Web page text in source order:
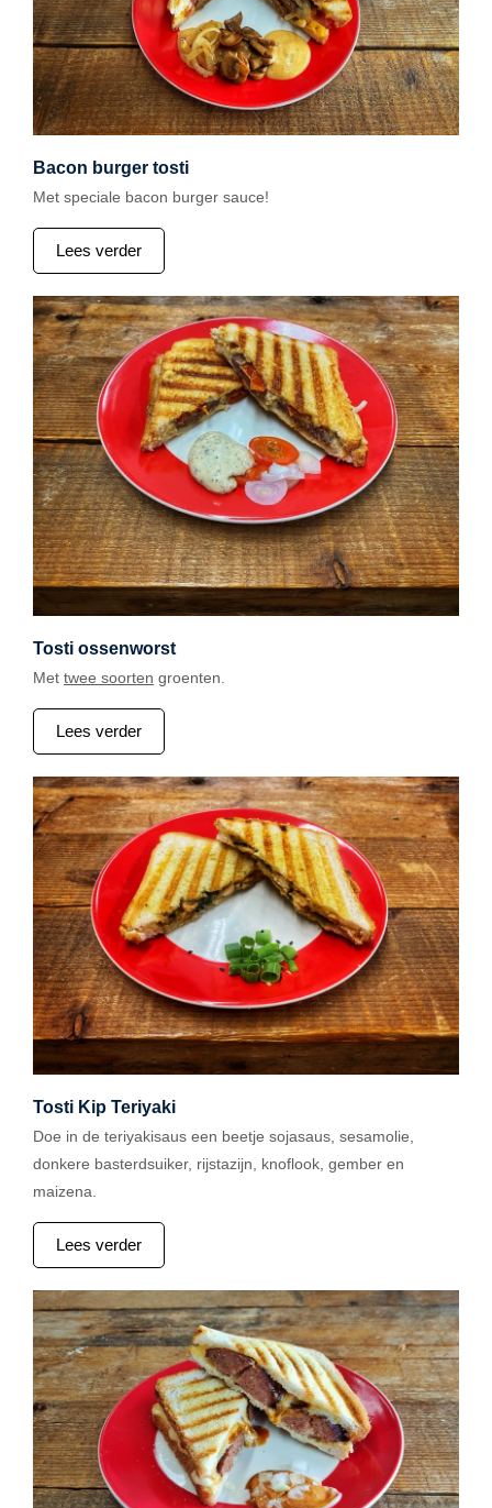
Bacon burger tosti
Met speciale bacon burger sauce!
Lees verder
Tosti ossenworst
Met twee soorten groenten.
Lees verder
Tosti Kip Teriyaki
Doe in de teriyakisaus een beetje sojasaus, sesamolie,
donkere basterdsuiker, rijstazijn, knoflook, gember en
maizena.
Lees verder